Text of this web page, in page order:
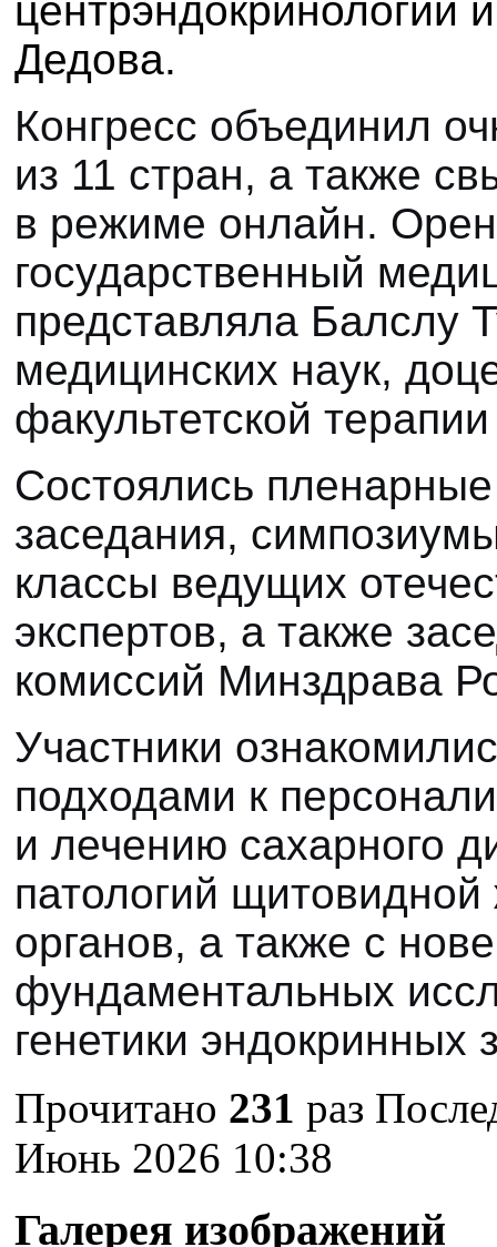
центрэндокринологии
Дедова.
Конгресс объединил
из 11 стран, а также
в режиме онлайн.
государственный
представляла Балслу
медицинских наук,
факультетской
Состоялись
заседания,
классы ведущих
экспертов, а также
комиссий Минздрава
Участники
подходами к
и лечению сахарного
патологий
органов, а также с
фундаментальных
генетики эндокринных
Прочитано 231 раз
Июнь 2026 10:38
Галерея изображений